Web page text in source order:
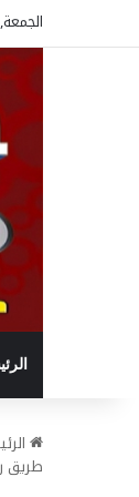
طريق